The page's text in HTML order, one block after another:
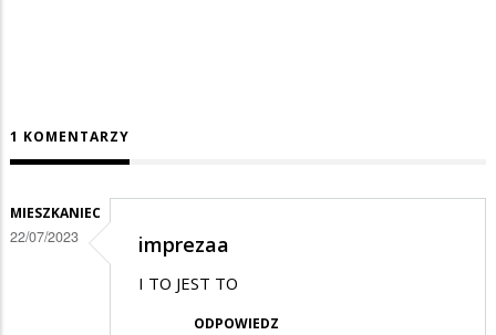
1 KOMENTARZY
MIESZKANIEC
22/07/2023 imprezaa
I TO JEST TO
ODPOWIEDZ